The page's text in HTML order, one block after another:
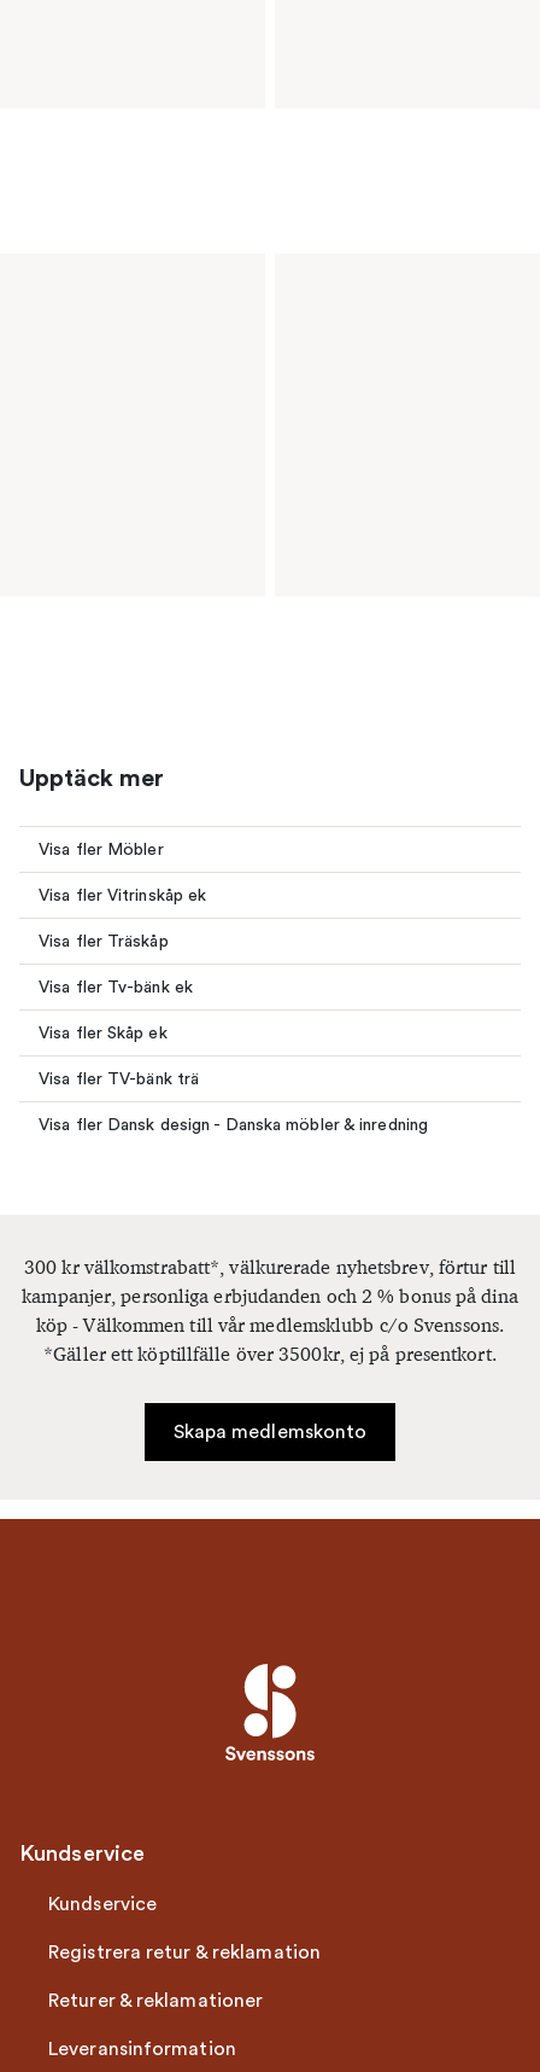
Upptäck mer
Visa fler Möbler
Visa fler Vitrinskåp ek
Visa fler Träskåp
Visa fler Tv-bänk ek
Visa fler Skåp ek
Visa fler TV-bänk trä
Visa fler Dansk design - Danska möbler & inredning
300 kr välkomstrabatt*, välkurerade nyhetsbrev, förtur till
kampanjer, personliga erbjudanden och 2 % bonus på dina
köp - Välkommen till vår medlemsklubb c/o Svenssons.
*Gäller ett köptillfälle över 3500kr, ej på presentkort.
Skapa medlemskonto
Kundservice
Kundservice
Registrera retur & reklamation
Returer & reklamationer
Leveransinformation